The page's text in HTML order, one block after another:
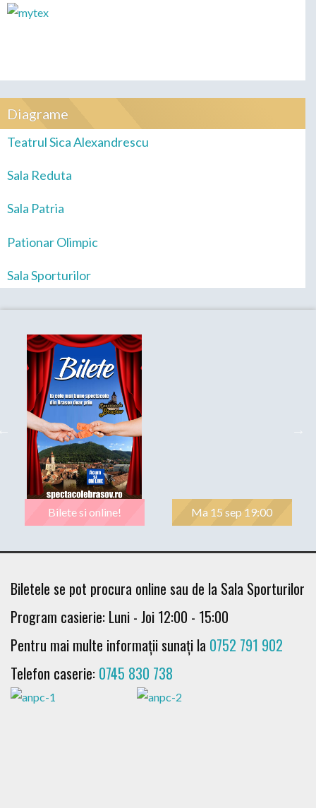
Diagrame
Teatrul Sica Alexandrescu
Sala Reduta
Sala Patria
Pationar Olimpic
Sala Sporturilor
Bilete si online! Ma 15 sep 19:00
Biletele se pot procura online sau de la Sala Sporturilor
Program casierie: Luni - Joi 12:00 - 15:00
Pentru mai multe informații sunați la 0752 791 902
Telefon caserie: 0745 830 738